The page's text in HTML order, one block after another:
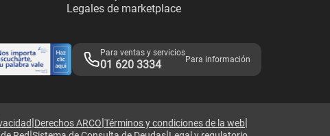
Legales de marketplace
Para ventas y servicios
01 620 3334 Para información
|Derechos ARCO|Términos y condiciones de la web|